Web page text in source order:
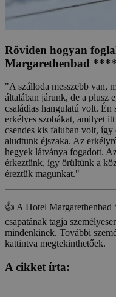
Röviden hogyan
Margarethenbad
"A szálloda messzebb van,
általában járunk, de a plusz
családias hangulatú volt. Én
erkélyes szobákat, amilyet
csendes kis faluban volt,
aludtunk éjszaka. Az
hegyek látványa fogadott.
érkeztünk, így örültünk a
éreztük magunkat."
👍 A Hotel
csapatának tagja
mindenkinek. További
kattintva megtekinthetőek.
A cikket írta: